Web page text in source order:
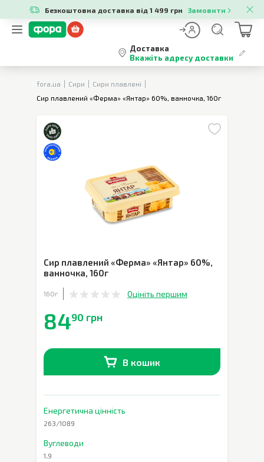
Безкоштовна доставка від 1 499 грн Замовити
Доставка
Вкажіть адресу доставки
fora.ua Сири
Сири плавлені
Сир плавлений «Ферма» «Янтар» 60%, ванночка, 160г
Сир плавлений «Ферма» «Янтар» 60%,
ванночка, 160г
160г Оцініть першим
8490 грн
В кошик
Енергетична цінність
263/1089
Вуглеводи
1.9